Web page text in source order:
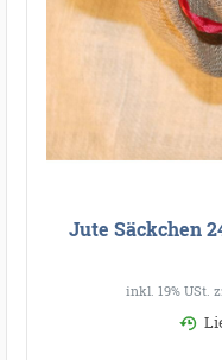
Jute Säckchen
inkl. 19% USt.